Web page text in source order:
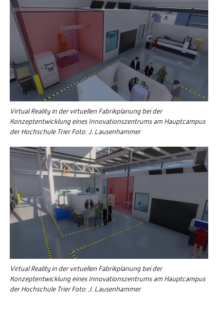
Virtual Reality in der virtuellen Fabrikplanung bei der
Konzeptentwicklung eines Innovationszentrums am Hauptcampus
der Hochschule Trier Foto: J. Lausenhammer
Virtual Reality in der virtuellen Fabrikplanung bei der
Konzeptentwicklung eines Innovationszentrums am Hauptcampus
der Hochschule Trier Foto: J. Lausenhammer